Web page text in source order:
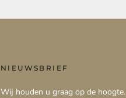
NIEUWSBRIEF
Wij houden u graag op de hoogte.